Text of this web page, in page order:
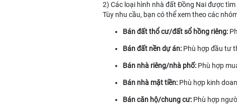
2) Các loại hình nhà đất Đồng Nai được tìm
Tùy nhu cầu, bạn có thể xem theo các
Bán đất thổ cư/đất sổ hồng riêng:
Bán đất nền dự án: Phù hợp đầu tư
Bán nhà riêng/nhà phố: Phù hợp
Bán nhà mặt tiền: Phù hợp kinh
Bán căn hộ/chung cư: Phù hợp